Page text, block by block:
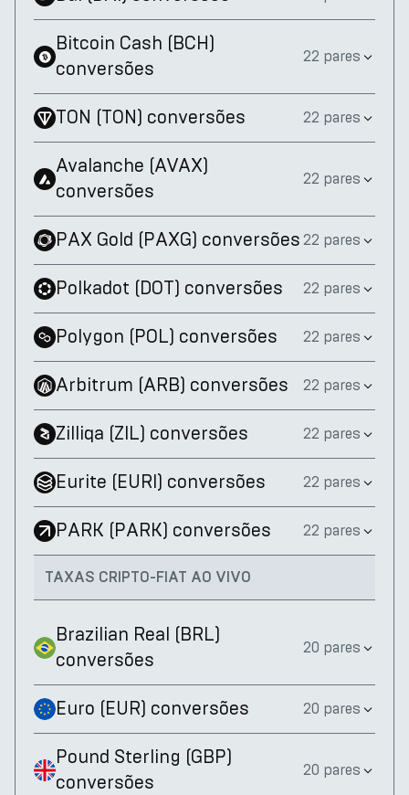
Bitcoin Cash (BCH)
conversões
22 pares
TON (TON) conversões 22 pares
Avalanche (AVAX)
conversões
22 pares
PAX Gold (PAXG) conversões 22 pares
Polkadot (DOT) conversões 22 pares
Polygon (POL) conversões 22 pares
Arbitrum (ARB) conversões 22 pares
Zilliqa (ZIL) conversões 22 pares
Eurite (EURI) conversões 22 pares
PARK (PARK) conversões 22 pares
TAXAS CRIPTO-FIAT AO VIVO
Brazilian Real (BRL)
conversões
20 pares
Euro (EUR) conversões 20 pares
Pound Sterling (GBP)
conversões
20 pares